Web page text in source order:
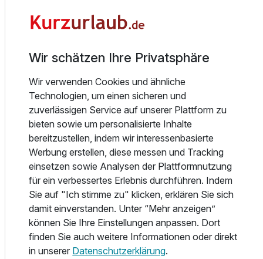
• Die majestätische Burglinde, ein Naturdenkmal von
einlädt.
• Eine Zugbrücke, die den Zugang zur Burg regelt und
einen Hauch mittelalterlicher Atmosphäre verleiht.
• Den imposanten Ostturm, der einen Blick in die
Vergangenheit ermöglicht.
• Die beeindruckende Burgmauer, die das Gelände umgibt
und eine Geschichte voller Geschichten erzählt.
Erkunden Sie die Umgebung und entdecken Sie folgende
Highlights:
• Einen Kneippgarten mit einem entspannenden
Gradierwerk, das Ihre Gesundheit fördert.
• Einen Kneippweg mit Fit- und Fun-Stationen, die Ihnen
ein aktives Erlebnis bieten.
Wir schätzen Ihre Privatsphäre
Wir verwenden Cookies und ähnliche
Technologien, um einen sicheren und
zuverlässigen Service auf unserer Plattform zu
bieten sowie um personalisierte Inhalte
bereitzustellen, indem wir interessenbasierte
Werbung erstellen, diese messen und Tracking
einsetzen sowie Analysen der Plattformnutzung
für ein verbessertes Erlebnis durchführen. Indem
Sie auf "Ich stimme zu" klicken, erklären Sie sich
damit einverstanden. Unter “Mehr anzeigen”
können Sie Ihre Einstellungen anpassen. Dort
finden Sie auch weitere Informationen oder direkt
in unserer Datenschutzerklärung.